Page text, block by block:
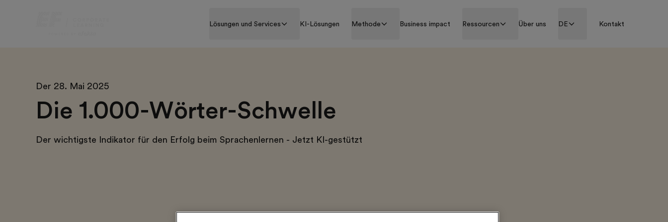
Lösungen und Services KI-Lösungen Methode Business impact Ressourcen Über uns DE Kontakt
Der 28. Mai 2025
Die 1.000-Wörter-Schwelle
Der wichtigste Indikator für den Erfolg beim Sprachenlernen - Jetzt KI-gestützt